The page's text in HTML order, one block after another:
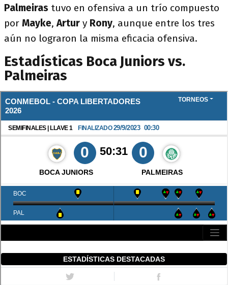
Palmeiras tuvo en ofensiva a un trío compuesto
por Mayke,Artur y Rony, aunque entre los tres
aún no lograron la misma eficacia ofensiva.
Estadísticas Boca Juniors vs.
Palmeiras